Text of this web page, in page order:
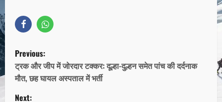
Previous:
ट्रक और जीप में जोरदार टक्कर: दूल्हा-दुल्हन समेत पांच की दर्दनाक
मौत, छह घायल अस्पताल में भर्ती
Next: